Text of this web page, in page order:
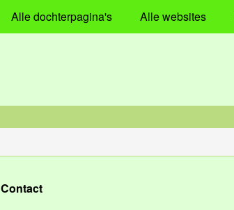
Alle dochterpagina's Alle websites
Contact